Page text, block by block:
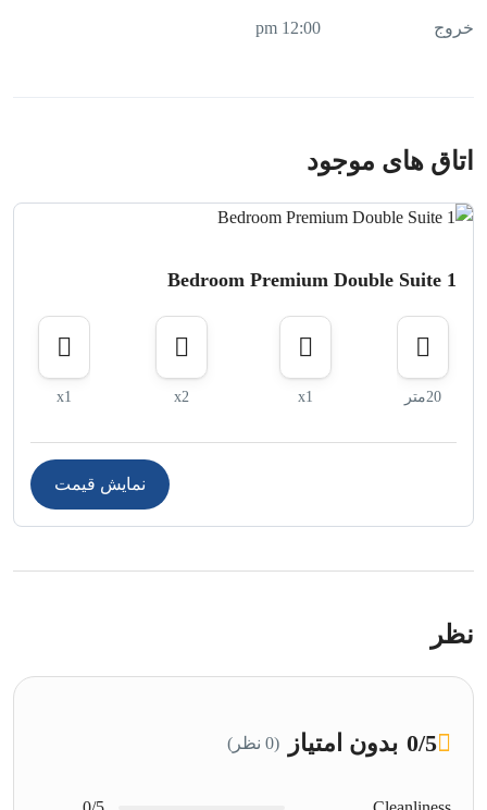
دبی مال، ساحل جمیرا و فواره‌های دبی دیدن کنند. همچنین نزدیکی
هتل جوورا دبی با طراحی منحصربه‌فرد خود که ترکیبی از معماری
سنتی عربی و امکانات مدرن است، یکی از خاص‌ترین هتل‌های دبی
می‌کند.
الهام‌گیری از معماری عربی
آرامش‌بخش و دلپذیر برای مهمانان ایجاد کرده است.
سوئیت‌ها به امکانات مدرن از جمله تلویزیون‌های صفحه تخت،
مهمانان بتوانند در کمال راحتی اقامت داشته باشند.
امکانات رفاهی و خدمات هتل جوورا دبی
نیازهای مهمانان را در طول اقامت برآورده می‌کند. این هتل با
خروج 12:00 pm
اتاق های موجود
1 Bedroom Premium Double Suite
20متر x1
x2
x1
نمایش قیمت
نظر
0/5 بدون امتیاز (0 نظر)